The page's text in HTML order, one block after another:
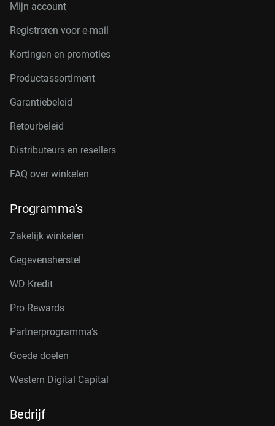
Mijn account
Registreren voor e-mail
Kortingen en promoties
Productassortiment
Garantiebeleid
Retourbeleid
Distributeurs en resellers
FAQ over winkelen
Programma’s
Zakelijk winkelen
Gegevensherstel
WD Kredit
Pro Rewards
Partnerprogramma’s
Goede doelen
Western Digital Capital
Bedrijf